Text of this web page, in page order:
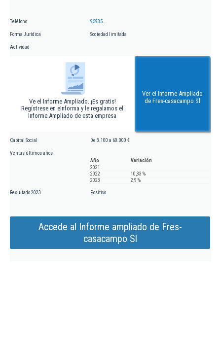
Teléfono 95935...
Forma Jurídica Sociedad limitada
Actividad
Ve el Informe Ampliado. ¡Es gratis!
Regístrese en eInforma y le regalamos el
Informe Ampliado de esta empresa
Ver el Informe Ampliado
de Fres-casacampo Sl
Capital Social De 3.100 a 60.000 €
Ventas últimos años
Año
Variación
2021
2022
10,33 %
2023
2,9 %
Resultado 2023 Positivo
Accede al Informe ampliado de Fres-
casacampo Sl